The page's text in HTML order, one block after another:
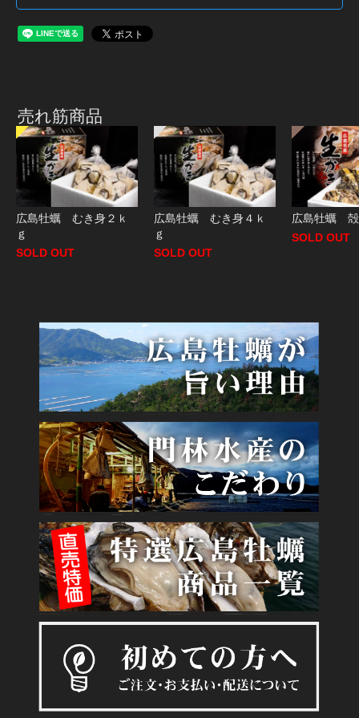
売れ筋商品
広島牡蠣 むき身２ｋ
ｇ
SOLD OUT
広島牡蠣 むき身４ｋ
ｇ
SOLD OUT
広島牡蠣 殻
SOLD OUT